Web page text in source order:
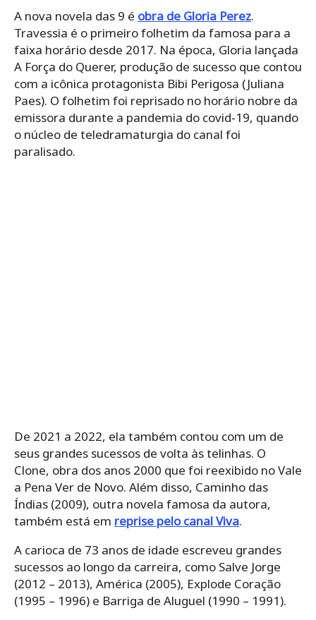
A nova novela das 9 é obra de Gloria Perez.
Travessia é o primeiro folhetim da famosa para a
faixa horário desde 2017. Na época, Gloria lançada
A Força do Querer, produção de sucesso que contou
com a icônica protagonista Bibi Perigosa (Juliana
Paes). O folhetim foi reprisado no horário nobre da
emissora durante a pandemia do covid-19, quando
o núcleo de teledramaturgia do canal foi
paralisado.
De 2021 a 2022, ela também contou com um de
seus grandes sucessos de volta às telinhas. O
Clone, obra dos anos 2000 que foi reexibido no Vale
a Pena Ver de Novo. Além disso, Caminho das
Índias (2009), outra novela famosa da autora,
também está em reprise pelo canal Viva.
A carioca de 73 anos de idade escreveu grandes
sucessos ao longo da carreira, como Salve Jorge
(2012 – 2013), América (2005), Explode Coração
(1995 – 1996) e Barriga de Aluguel (1990 – 1991).